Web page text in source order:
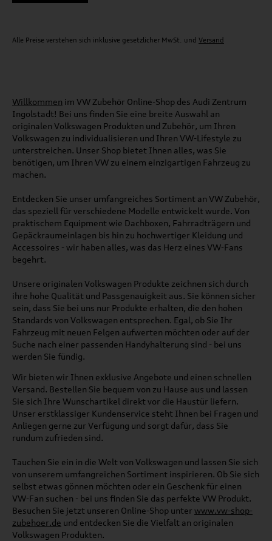
Alle Preise verstehen sich inklusive gesetzlicher MwSt. und Versand
Willkommen im VW Zubehör Online-Shop des Audi Zentrum
Ingolstadt! Bei uns finden Sie eine breite Auswahl an
originalen Volkswagen Produkten und Zubehör, um Ihren
Volkswagen zu individualisieren und Ihren VW-Lifestyle zu
unterstreichen. Unser Shop bietet Ihnen alles, was Sie
benötigen, um Ihren VW zu einem einzigartigen Fahrzeug zu
machen.
Entdecken Sie unser umfangreiches Sortiment an VW Zubehör,
das speziell für verschiedene Modelle entwickelt wurde. Von
praktischem Equipment wie Dachboxen, Fahrradträgern und
Gepäckraumeinlagen bis hin zu hochwertiger Kleidung und
Accessoires - wir haben alles, was das Herz eines VW-Fans
begehrt.
Unsere originalen Volkswagen Produkte zeichnen sich durch
ihre hohe Qualität und Passgenauigkeit aus. Sie können sicher
sein, dass Sie bei uns nur Produkte erhalten, die den hohen
Standards von Volkswagen entsprechen. Egal, ob Sie Ihr
Fahrzeug mit neuen Felgen aufwerten möchten oder auf der
Suche nach einer passenden Handyhalterung sind - bei uns
werden Sie fündig.
Wir bieten wir Ihnen exklusive Angebote und einen schnellen
Versand. Bestellen Sie bequem von zu Hause aus und lassen
Sie sich Ihre Wunschartikel direkt vor die Haustür liefern.
Unser erstklassiger Kundenservice steht Ihnen bei Fragen und
Anliegen gerne zur Verfügung und sorgt dafür, dass Sie
rundum zufrieden sind.
Tauchen Sie ein in die Welt von Volkswagen und lassen Sie sich
von unserem umfangreichen Sortiment inspirieren. Ob Sie sich
selbst etwas gönnen möchten oder ein Geschenk für einen
VW-Fan suchen - bei uns finden Sie das perfekte VW Produkt.
Besuchen Sie jetzt unseren Online-Shop unter www.vw-shop-
zubehoer.de und entdecken Sie die Vielfalt an originalen
Volkswagen Produkten.